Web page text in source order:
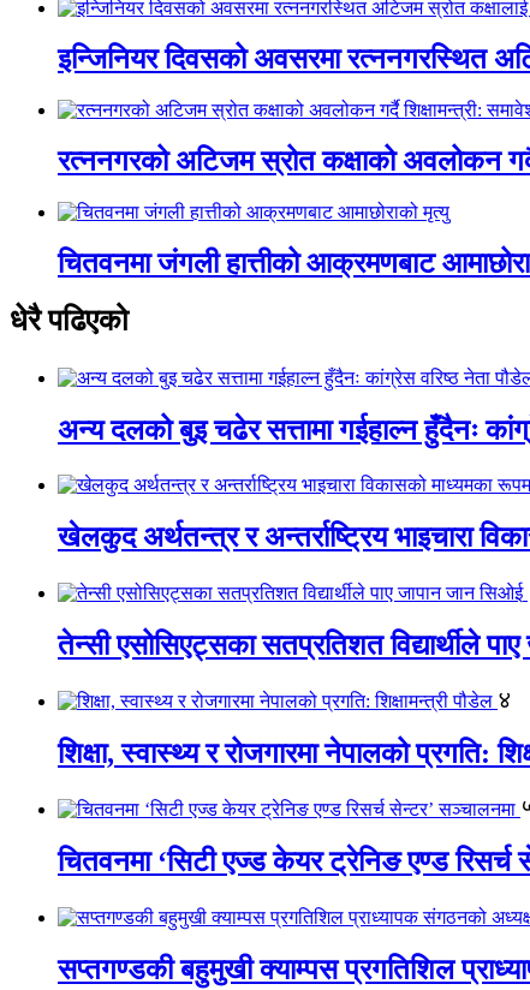
इन्जिनियर दिवसको अवसरमा रत्ननगरस्थित
रत्ननगरको अटिजम स्रोत कक्षाको अवलोकन गर्दै
चितवनमा जंगली हात्तीको आक्रमणबाट
धेरै पढिएको
अन्य दलको बुइ चढेर सत्तामा गईहाल्न हुँदैनः
खेलकुद अर्थतन्त्र र अन्तर्राष्ट्रिय भाइचारा
तेन्सी एसोसिएट्सका सतप्रतिशत विद्यार्थीले
४
शिक्षा, स्वास्थ्य र रोजगारमा नेपालको प्रगति:
चितवनमा ‘सिटी एज्ड केयर ट्रेनिङ एण्ड रिसर्च
सप्तगण्डकी बहुमुखी क्याम्पस प्रगतिशिल